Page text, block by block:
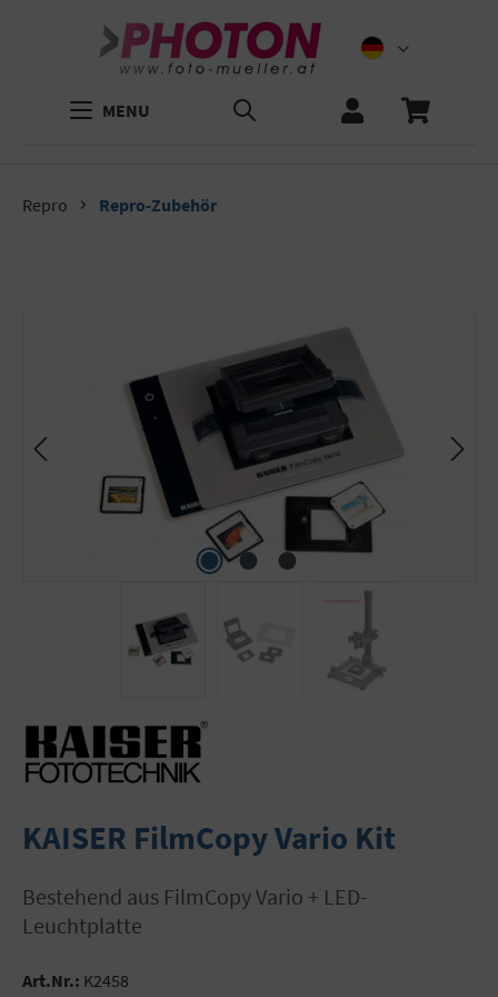
MENU
Repro Repro-Zubehör
KAISER FilmCopy Vario Kit
bestehend aus FilmCopy Vario + LED-
Leuchtplatte
Art.Nr.: K2458